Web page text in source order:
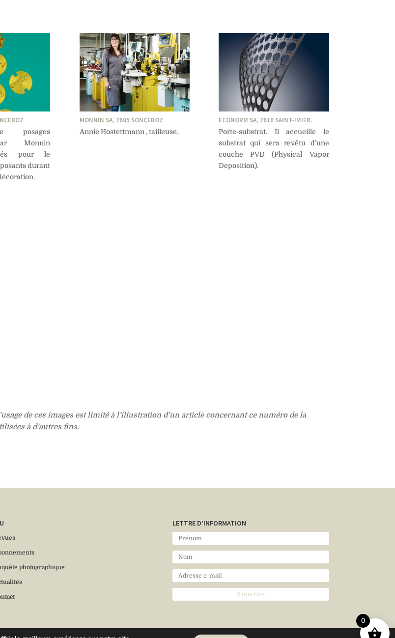
posages
Monnin
pour le
durant
MONNIN SA, 2605 SONCEBOZ
Annie Hostettmann , tailleuse.
ECONORM SA, 2610 SAINT-IMIER.
Porte-substrat. Il accueille le
substrat qui sera revêtu d’une
couche PVD (Physical Vapor
Deposition).
de ces images est limité à l’illustration d’un article concernant ce numéro de la
à d’autres fins.
photographique
LETTRE D’INFORMATION
0